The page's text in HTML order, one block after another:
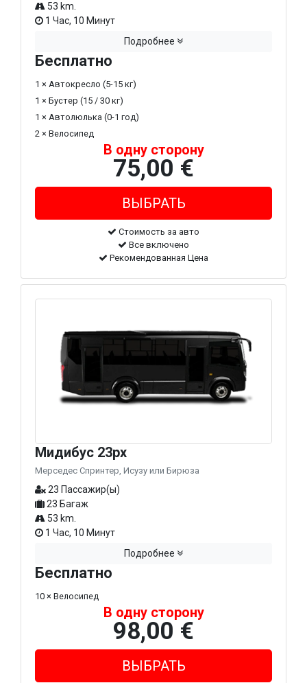
53 km.
1 Час, 10 Минут
Подробнее
Бесплатно
1 × Автокресло (5-15 кг)
1 × Бустер (15 / 30 кг)
1 × Автолюлька (0-1 год)
2 × Велосипед
В одну сторону
75,00 €
Стоимость за авто
Все включено
Рекомендованная Цена
Мидибус 23px
Мерседес Спринтер, Исузу или Бирюза
23 Пассажир(ы)
23 Багаж
53 km.
1 Час, 10 Минут
Подробнее
Бесплатно
10 × Велосипед
В одну сторону
98,00 €